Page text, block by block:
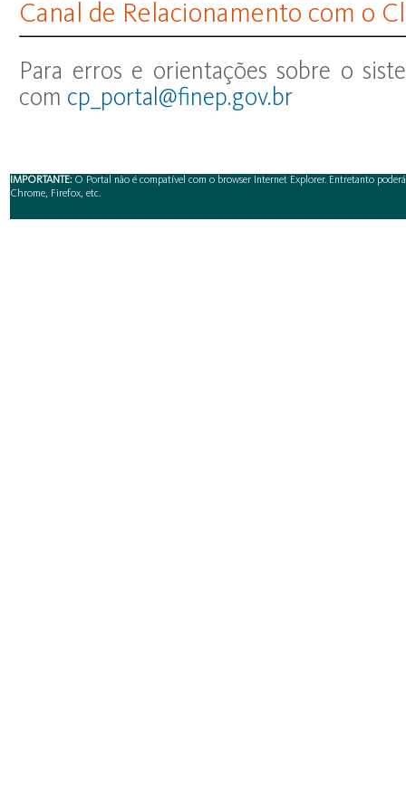
Canal de Relacionamento com o
Para erros e orientações sobre o
com cp_portal@finep.gov.br
IMPORTANTE: O Portal não é compatível com o browser Internet Explorer. Entretanto
Chrome, Firefox, etc.